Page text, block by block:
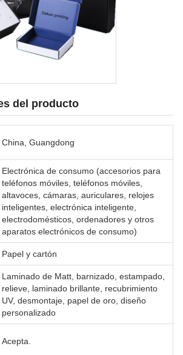
del producto
China, Guangdong
Electrónica de consumo (accesorios para
teléfonos móviles, teléfonos móviles,
altavoces, cámaras, auriculares, relojes
inteligentes, electrónica inteligente,
electrodomésticos, ordenadores y otros
aparatos electrónicos de consumo)
Papel y cartón
Laminado de Matt, barnizado, estampado,
relieve, laminado brillante, recubrimiento
UV, desmontaje, papel de oro, diseño
personalizado
Acepta.